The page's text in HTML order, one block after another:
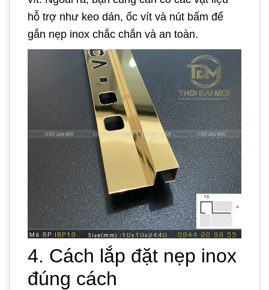
hỗ trợ như keo dán, ốc vít và nút bấm để
gắn nẹp inox chắc chắn và an toàn.
4. Cách lắp đặt nẹp inox
đúng cách